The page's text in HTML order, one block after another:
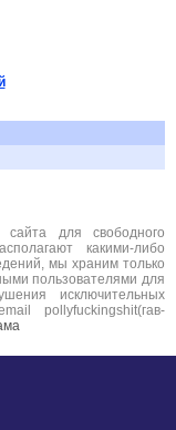
для свободного
какими-либо
мы храним только
пользователями для
исключительных
pollyfuckingshit(гав-